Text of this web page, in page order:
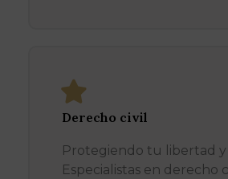
Derecho civil
Protegiendo tu libertad y
Especialistas en derecho